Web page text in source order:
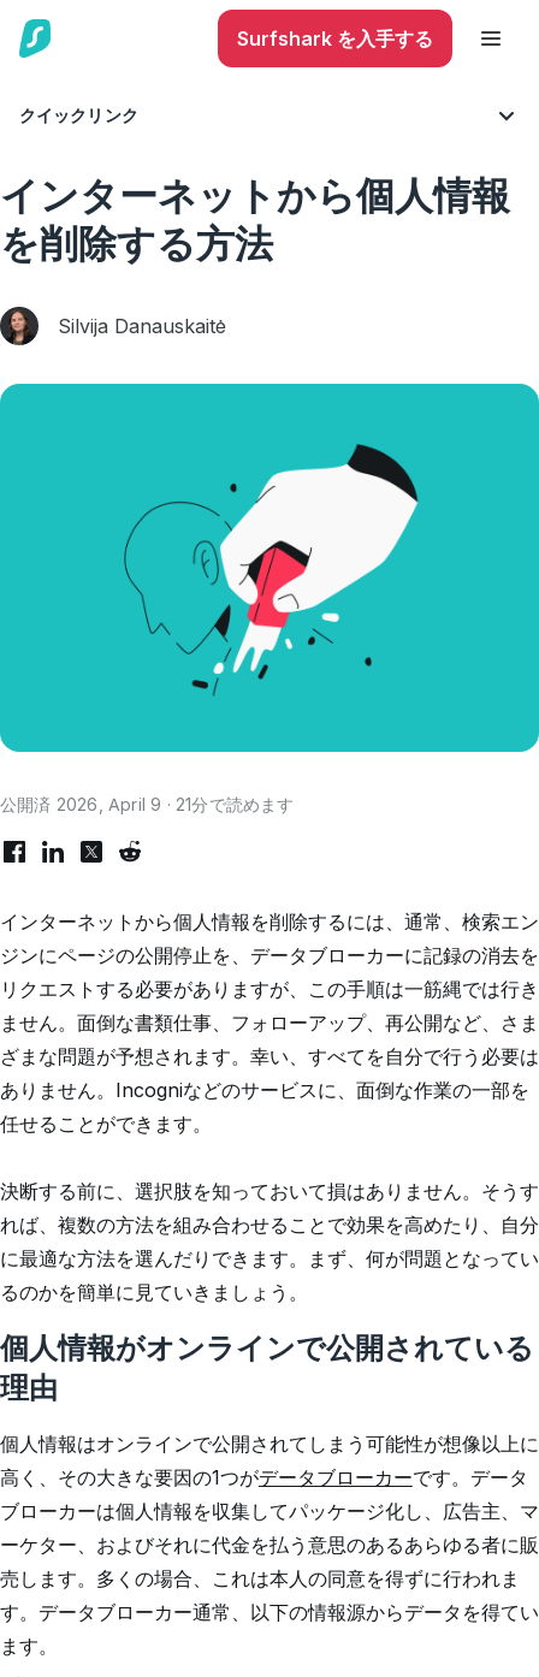
Surfshark を入手する
クイックリンク
ブログ サイバーセキュリティ
インターネットから個人情報
を削除する方法
Silvija Danauskaitė
公開済 2026, April 9 · 21分で読めます
インターネットから個人情報を削除するには、通常、検索エン
ジンにページの公開停止を、データブローカーに記録の消去を
リクエストする必要がありますが、この手順は一筋縄では行き
ません。面倒な書類仕事、フォローアップ、再公開など、さま
ざまな問題が予想されます。幸い、すべてを自分で行う必要は
ありません。Incogniなどのサービスに、面倒な作業の一部を
任せることができます。
決断する前に、選択肢を知っておいて損はありません。そうす
れば、複数の方法を組み合わせることで効果を高めたり、自分
に最適な方法を選んだりできます。まず、何が問題となってい
るのかを簡単に見ていきましょう。
個人情報がオンラインで公開されている
理由
個人情報はオンラインで公開されてしまう可能性が想像以上に
高く、その大きな要因の1つがデータブローカーです。データ
ブローカーは個人情報を収集してパッケージ化し、広告主、マ
ーケター、およびそれに代金を払う意思のあるあらゆる者に販
売します。多くの場合、これは本人の同意を得ずに行われま
す。データブローカー通常、以下の情報源からデータを得てい
ます。